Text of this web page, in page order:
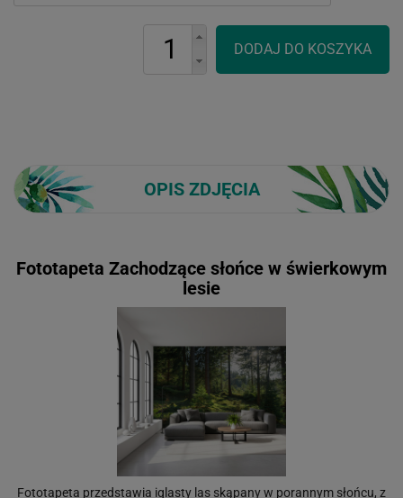
OPIS ZDJĘCIA
Fototapeta Zachodzące słońce w świerkowym
lesie
Fototapeta przedstawia iglasty las skąpany w porannym słońcu, z